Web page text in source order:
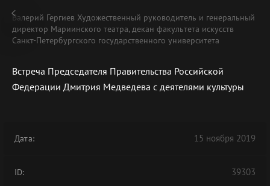
В АРХИВЕ
Валерий Гергиев Художественный руководитель и генеральный
директор Мариинского театра, декан факультета искусств
Санкт-Петербургского государственного университета
Встреча Председателя Правительства Российской
Федерации Дмитрия Медведева с деятелями культуры
Дата: 15 ноября 2019
ID: 39303